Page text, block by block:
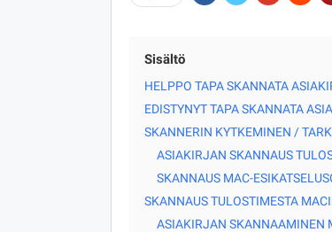
Sisältö
HELPPO TAPA SKANNATA
EDISTYNYT TAPA SKANNATA
SKANNERIN KYTKEMINEN /
ASIAKIRJAN SKANNAUS
SKANNAUS MAC-
SKANNAUS TULOSTIMESTA
ASIAKIRJAN SKANNAAMINEN